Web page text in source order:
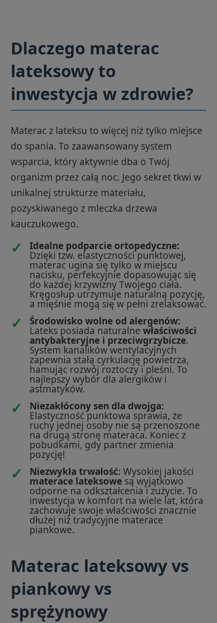
Dlaczego materac
lateksowy to
inwestycja w zdrowie?
Materac z lateksu to więcej niż tylko miejsce
do spania. To zaawansowany system
wsparcia, który aktywnie dba o Twój
organizm przez całą noc. Jego sekret tkwi w
unikalnej strukturze materiału,
pozyskiwanego z mleczka drzewa
kauczukowego.
✓ Idealne podparcie ortopedyczne:
Dzięki tzw. elastyczności punktowej,
materac ugina się tylko w miejscu
nacisku, perfekcyjnie dopasowując się
do każdej krzywizny Twojego ciała.
Kręgosłup utrzymuje naturalną pozycję,
a mięśnie mogą się w pełni zrelaksować.
✓ Środowisko wolne od alergenów:
Lateks posiada naturalne właściwości
antybakteryjne i przeciwgrzybicze.
System kanalików wentylacyjnych
zapewnia stałą cyrkulację powietrza,
hamując rozwój roztoczy i pleśni. To
najlepszy wybór dla alergików i
astmatyków.
✓ Niezakłócony sen dla dwojga:
Elastyczność punktowa sprawia, że
ruchy jednej osoby nie są przenoszone
na drugą stronę materaca. Koniec z
pobudkami, gdy partner zmienia
pozycję!
✓ Niezwykła trwałość:Wysokiej jakości
materace lateksowe są wyjątkowo
odporne na odkształcenia i zużycie. To
inwestycja w komfort na wiele lat, która
zachowuje swoje właściwości znacznie
dłużej niż tradycyjne materace
piankowe.
Materac lateksowy vs
piankowy vs
sprężynowy